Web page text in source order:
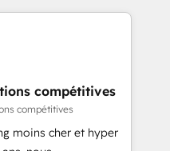
ーーーーー 【プロジェ
実的な目標の確認 -要
品の組合せのご提案 -お
ル決定、プロジェクト
で、戦略・企画などのコ
。 また、2022
る書籍『業務効率化か
業もここまでデジタル
導入／
サービスを提供してい
compétitives
compétitives
moins cher et hyper